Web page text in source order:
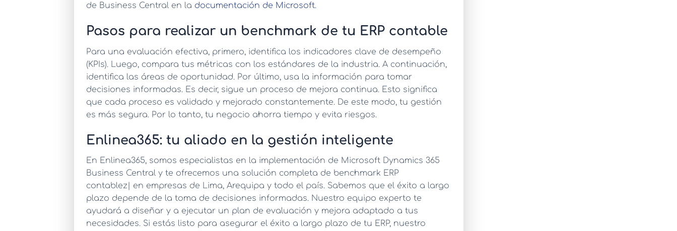
de Business Central en la documentación de Microsoft.
Pasos para realizar un benchmark de tu ERP contable
Para una evaluación efectiva, primero, identifica los indicadores clave de desempeño
(KPIs). Luego, compara tus métricas con los estándares de la industria. A continuación,
identifica las áreas de oportunidad. Por último, usa la información para tomar
decisiones informadas. Es decir, sigue un proceso de mejora continua. Esto significa
que cada proceso es validado y mejorado constantemente. De este modo, tu gestión
es más segura. Por lo tanto, tu negocio ahorra tiempo y evita riesgos.
Enlinea365: tu aliado en la gestión inteligente
En Enlinea365, somos especialistas en la implementación de Microsoft Dynamics 365
Business Central y te ofrecemos una solución completa de benchmark ERP
contablez|
en empresas de Lima, Arequipa y todo el país. Sabemos que el éxito a largo
plazo depende de la toma de decisiones informadas. Nuestro equipo experto te
ayudará a diseñar y a ejecutar un plan de evaluación y mejora adaptado a tus
necesidades. Si estás listo para asegurar el éxito a largo plazo de tu ERP, nuestro